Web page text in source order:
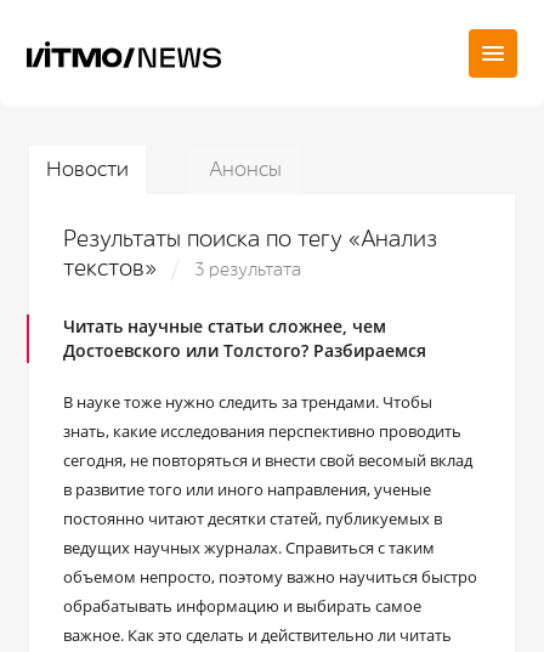
Новости Анонсы
Результаты поиска по тегу «Анализ
текстов»
3 результата
Читать научные статьи сложнее, чем
Достоевского или Толстого? Разбираемся
В науке тоже нужно следить за трендами. Чтобы
знать, какие исследования перспективно проводить
сегодня, не повторяться и внести свой весомый вклад
в развитие того или иного направления, ученые
постоянно читают десятки статей, публикуемых в
ведущих научных журналах. Справиться с таким
объемом непросто, поэтому важно научиться быстро
обрабатывать информацию и выбирать самое
важное. Как это сделать и действительно ли читать